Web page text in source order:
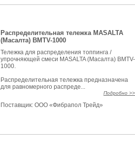
Распределительная тележка MASALTA
(Масалта) BMTV-1000
Тележка для распределения топпинга /
упрочняющей смеси MASALTA (Масалта) BMTV-
1000.
Распределительная тележка предназначена
для равномерного распреде...
Подробно >>
Поставщик: ООО «Фибрапол Трейд»